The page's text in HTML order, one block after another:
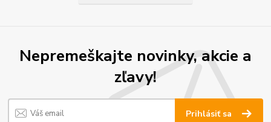
Nepremeškajte novinky, akcie a
zľavy!
Prihlásiť sa